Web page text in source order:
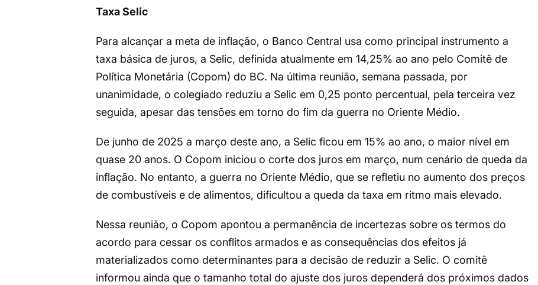
Taxa Selic
Para alcançar a meta de inflação, o Banco Central usa como principal instrumento a
taxa básica de juros, a Selic, definida atualmente em 14,25% ao ano pelo Comitê de
Política Monetária (Copom) do BC. Na última reunião, semana passada, por
unanimidade, o colegiado reduziu a Selic em 0,25 ponto percentual, pela terceira vez
seguida, apesar das tensões em torno do fim da guerra no Oriente Médio.
De junho de 2025 a março deste ano, a Selic ficou em 15% ao ano, o maior nível em
quase 20 anos. O Copom iniciou o corte dos juros em março, num cenário de queda da
inflação. No entanto, a guerra no Oriente Médio, que se refletiu no aumento dos preços
de combustíveis e de alimentos, dificultou a queda da taxa em ritmo mais elevado.
Nessa reunião, o Copom apontou a permanência de incertezas sobre os termos do
acordo para cessar os conflitos armados e as consequências dos efeitos já
materializados como determinantes para a decisão de reduzir a Selic. O comitê
informou ainda que o tamanho total do ajuste dos juros dependerá dos próximos dados